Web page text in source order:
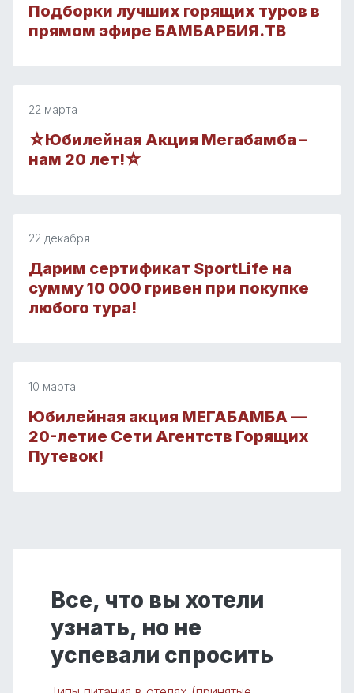
Подборки лучших горящих туров в
прямом эфире БАМБАРБИЯ.ТВ
22 марта
☆Юбилейная Акция Мегабамба –
нам 20 лет!☆
22 декабря
Дарим сертификат SportLife на
сумму 10 000 гривен при покупке
любого тура!
10 марта
Юбилейная акция МЕГАБАМБА —
20-летие Сети Агентств Горящих
Путевок!
Все, что вы хотели
узнать, но не
успевали спросить